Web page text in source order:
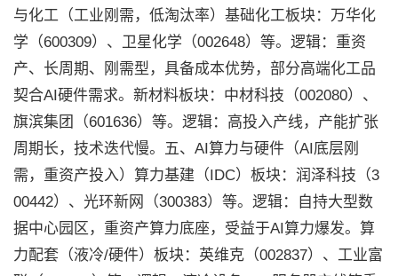
与化工（工业刚需，低淘汰率）基础化工板块：万华化
学（600309）、卫星化学（002648）等。逻辑：重资
产、长周期、刚需型，具备成本优势，部分高端化工品
契合AI硬件需求。新材料板块：中材科技（002080）、
旗滨集团（601636）等。逻辑：高投入产线，产能扩张
周期长，技术迭代慢。五、AI算力与硬件（AI底层刚
需，重资产投入）算力基建（IDC）板块：润泽科技（3
00442）、光环新网（300383）等。逻辑：自持大型数
据中心园区，重资产算力底座，受益于AI算力爆发。算
力配套（液冷/硬件）板块：英维克（002837）、工业富